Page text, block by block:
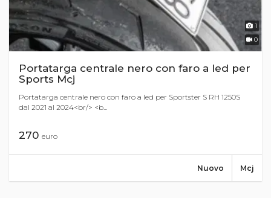
1
0
Portatarga centrale nero con faro a led per
Sports Mcj
Portatarga centrale nero con faro a led per Sportster S RH 1250S
dal 2021 al 2024<br/> <b...
270 euro
Mcj
Nuovo